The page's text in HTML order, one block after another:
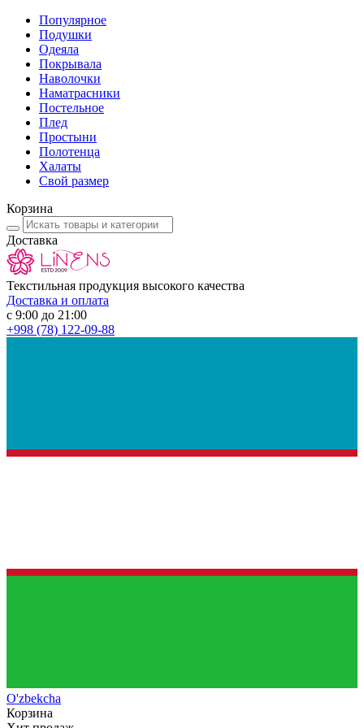
Популярное
Подушки
Одеяла
Покрывала
Наволочки
Наматрасники
Постельное
Плед
Простыни
Полотенца
Халаты
Свой размер
Корзина
Доставка
Текстильная продукция высокого качества
Доставка и оплата
с 9:00 до 21:00
+998 (78) 122-09-88
O'zbekcha
Корзина